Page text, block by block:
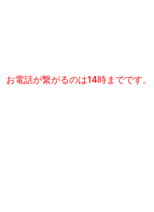
電話が繋がるのは14時までです。